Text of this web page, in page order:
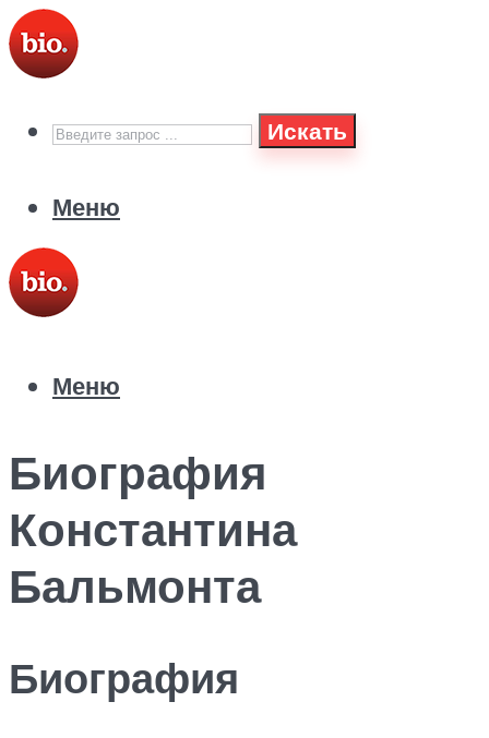
Искать
Меню
Меню
Биография
Константина
Бальмонта
Биография